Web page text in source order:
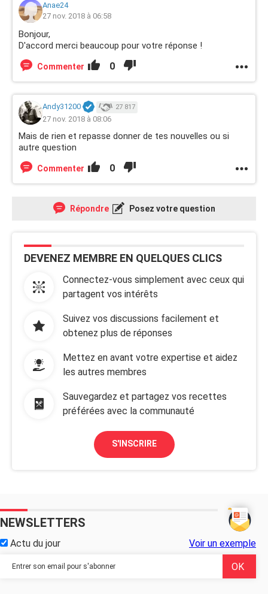
Anae24
27 nov. 2018 à 06:58
Bonjour,
D'accord merci beaucoup pour votre réponse !
Commenter 0
Andy31200 27 817
27 nov. 2018 à 08:06
Mais de rien et repasse donner de tes nouvelles ou si
autre question
Commenter 0
Répondre Posez votre question
DEVENEZ MEMBRE EN QUELQUES CLICS
Connectez-vous simplement avec ceux qui
partagent vos intérêts
Suivez vos discussions facilement et
obtenez plus de réponses
Mettez en avant votre expertise et aidez
les autres membres
Sauvegardez et partagez vos recettes
préférées avec la communauté
S'INSCRIRE
NEWSLETTERS
Actu du jour Voir un exemple